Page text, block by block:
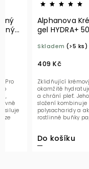
Pro
ze
Alphanova
gel HYDRA+
Skladem (>5 ks)
409 Kč
Do košíku
Zklidňující
okamžitě
a chrání pleť.
složení kombinuje
polysacharidy a
rostlinné buňky